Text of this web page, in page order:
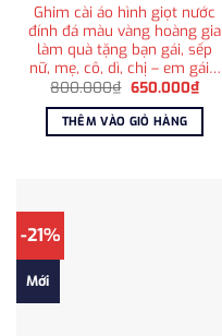
Ghim cài áo hình giọt nước
đính đá màu vàng hoàng gia
làm quà tặng bạn gái, sếp
nữ, mẹ, cô, dì, chị – em gái…
800.000₫ Giá
là:
800.000₫.
650.000₫Giá
tại
THÊM VÀO GIỎ HÀNG
-21%
Mới